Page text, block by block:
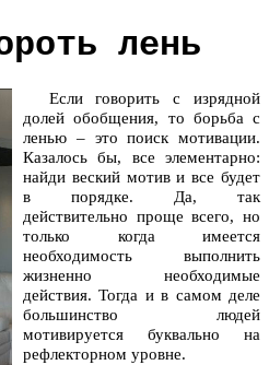
лень
Если говорить с изрядной
долей обобщения, то борьба с
ленью – это поиск мотивации.
Казалось бы, все элементарно:
найди веский мотив и все будет
в порядке. Да, так
действительно проще всего, но
только когда имеется
необходимость выполнить
жизненно необходимые
действия. Тогда и в самом деле
большинство людей
мотивируется буквально на
рефлекторном уровне.